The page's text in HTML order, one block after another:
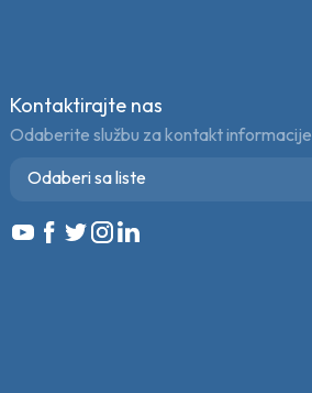
Kontaktirajte nas
Odaberite službu za kontakt informacije
Odaberi sa liste